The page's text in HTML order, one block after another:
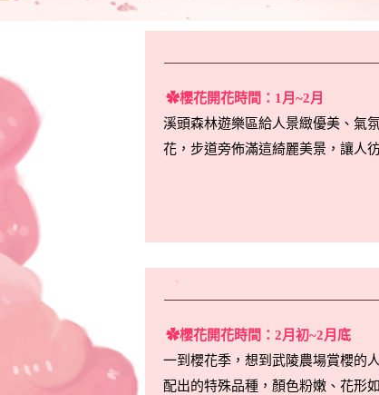
✿櫻花開花時間：1月~2月
溪頭森林遊樂區給人景緻優美、氣
花，步道旁佈滿這綺麗美景，讓人
✿櫻花開花時間：2月初~2月底
一到櫻花季，想到武陵農場賞櫻的
配出的特殊品種，顏色粉嫩、花形